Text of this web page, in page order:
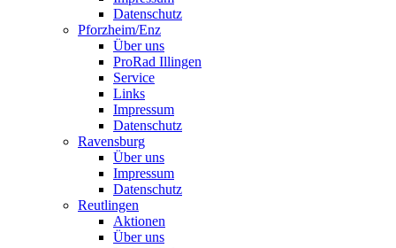
Datenschutz
Pforzheim/Enz
Über uns
ProRad Illingen
Service
Links
Impressum
Datenschutz
Ravensburg
Über uns
Impressum
Datenschutz
Reutlingen
Aktionen
Über uns